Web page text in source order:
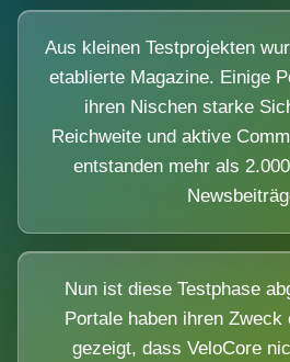
Aus kleinen Testprojekten
etablierte Magazine. Einige
ihren Nischen starke
Reichweite und aktive
entstanden mehr als
Nun ist diese Testphase
Portale haben ihren
gezeigt, dass VeloCore